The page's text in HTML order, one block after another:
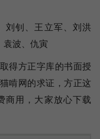
刘钊、王立军、刘洪
袁波、仇寅
得方正字库的书面授
啃网的求证，方正这
商用，大家放心下载